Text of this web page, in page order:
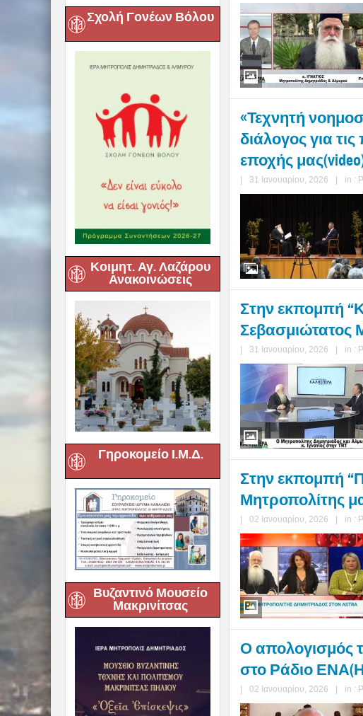
Σχολή Γονέων Βόλου
Κοιμητ. Αγ. Λαζάρου
Ανακοινώσεις
Γηροκομείο Ι.Μ.Δ.
Βυζαντινό Μουσείο
Μακρινίτσας
«Τεχνητή
διάλογος για
εποχής
31 Ιανουαρίου, 2026 in :
Στην εκπομπή
Σεβασμιώτατος
31 Ιανουαρίου, 2026 in :
Στην εκπομπή
Μητροπολίτης
02 Ιανουαρίου, 2026 in :
Ο απολογισμός
στο Ράδιο
02 Ιανουαρίου, 2026 in :